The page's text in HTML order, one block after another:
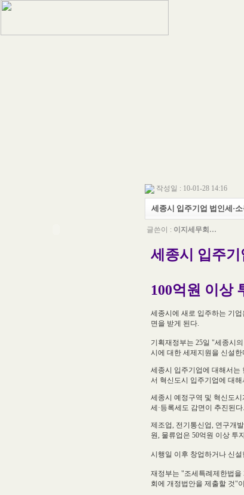
작성일 : 10-01-28 14:16
세종시 입주기업 법인세·
글쓴이 : 이지세무회…
세종시 입주기
100억원 이상
세종시에 새로 입주하는 기
면을 받게 된다.
기획재정부는 25일 "세종시
시에 대한 세제지원을 신설
세종시 입주기업에 대해서는
서 혁신도시 입주기업에 대
세종시 예정구역 및 혁신도
세·등록세도 감면이 추진된다.
제조업, 전기통신업, 연구개
원, 물류업은 50억원 이상 투
시행일 이후 창업하거나 신
재정부는 "조세특례제한법을
회에 개정법안을 제출할 것"